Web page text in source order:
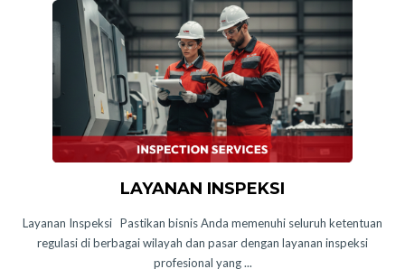
LAYANAN INSPEKSI
Layanan Inspeksi Pastikan bisnis Anda memenuhi seluruh ketentuan
regulasi di berbagai wilayah dan pasar dengan layanan inspeksi
profesional yang ...